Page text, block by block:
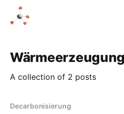
Wärmeerzeugung
A collection of 2 posts
Decarbonisierung